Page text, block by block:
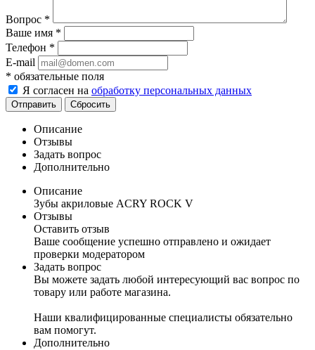
Вопрос *
Ваше имя *
Телефон *
E-mail
* обязательные поля
Я согласен на обработку персональных данных
Отправить Сбросить
Описание
Отзывы
Задать вопрос
Дополнительно
Описание
Зубы акриловые ACRY ROCK V
Отзывы
Оставить отзыв
Ваше сообщение успешно отправлено и ожидает
проверки модератором
Задать вопрос
Вы можете задать любой интересующий вас вопрос по
товару или работе магазина.
Наши квалифицированные специалисты обязательно
вам помогут.
Дополнительно